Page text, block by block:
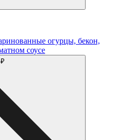
огурцы, бекон,
соусе